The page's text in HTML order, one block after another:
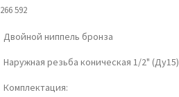
266 592
Двойной ниппель бронза
Наружная резьба коническая 1/2" (Ду15)
Комплектация: